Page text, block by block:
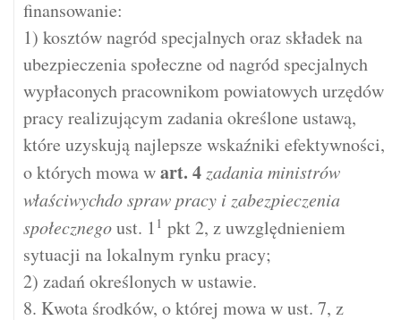
finansowanie:
1) kosztów nagród specjalnych oraz składek na
ubezpieczenia społeczne od nagród specjalnych
wypłaconych pracownikom powiatowych urzędów
pracy realizującym zadania określone ustawą,
które uzyskują najlepsze wskaźniki efektywności,
o których mowa wart. 4 zadania ministrów
właściwychdo spraw pracy i zabezpieczenia
społecznegoust. 1 1 pkt 2, z uwzględnieniem
sytuacji na lokalnym rynku pracy;
2) zadań określonych w ustawie.
8. Kwota środków, o której mowa w ust. 7, z